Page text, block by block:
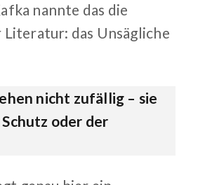
nannte das die
Literatur: das Unsägliche
nicht zufällig – sie
oder der